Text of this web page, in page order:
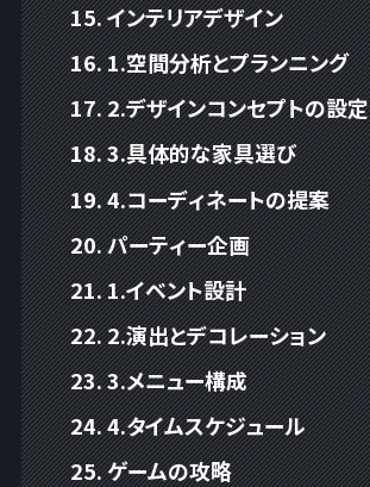
インテリアデザイン
1.空間分析とプランニング
2.デザインコンセプトの設定
3.具体的な家具選び
4.コーディネートの提案
パーティー企画
1.イベント設計
2.演出とデコレーション
3.メニュー構成
4.タイムスケジュール
ゲームの攻略